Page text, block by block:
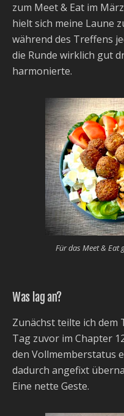
zum Meet & Eat im
hielt sich meine Laune
während des Treffens
die Runde wirklich gut
harmonierte.
Für das Meet & Eat
Was lag an?
Zunächst teilte ich dem
Tag zuvor im Chapter
den Vollmemberstatus
dadurch angefixt
Eine nette Geste.